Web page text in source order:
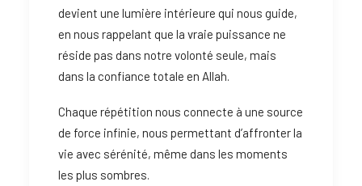
devient une lumière intérieure qui nous guide,
en nous rappelant que la vraie puissance ne
réside pas dans notre volonté seule, mais
dans la confiance totale en Allah.
Chaque répétition nous connecte à une source
de force infinie, nous permettant d’affronter la
vie avec sérénité, même dans les moments
les plus sombres.